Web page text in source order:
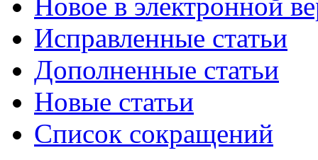
Исправленные статьи
Дополненные статьи
Новые статьи
Список сокращений